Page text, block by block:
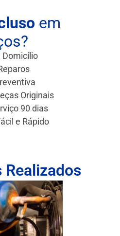
em
Originais
90 dias
e Rápido
Realizados